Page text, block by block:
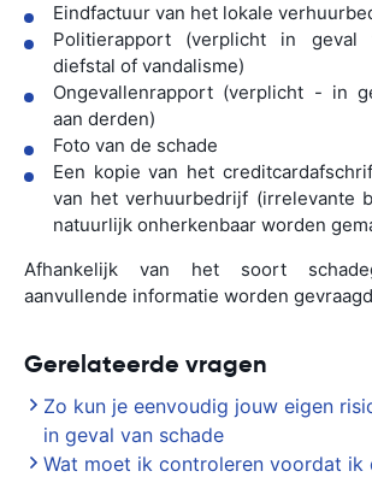
Eindfactuur van het lokale
Politierapport (verplicht in geval
diefstal of vandalisme)
Ongevallenrapport (verplicht - in
aan derden)
Foto van de schade
Een kopie van het
van het verhuurbedrijf (irrelevante
natuurlijk onherkenbaar worden
Afhankelijk van het soort
aanvullende informatie worden
Gerelateerde vragen
Zo kun je eenvoudig jouw eigen
in geval van schade
Wat moet ik controleren voordat ik